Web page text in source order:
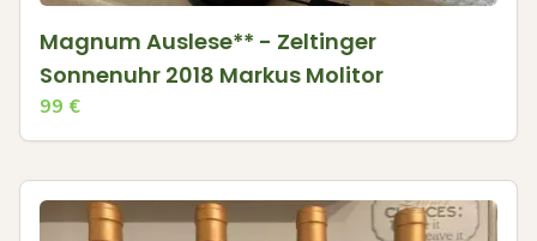
Magnum Auslese** - Zeltinger
Sonnenuhr 2018 Markus Molitor
99 €